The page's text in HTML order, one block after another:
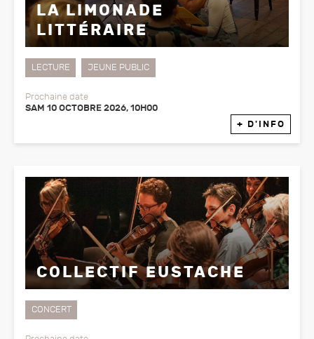
LA LIMONADE
LITTÉRAIRE
LECTURE JEUNE PUBLIC
Prochaine date
SAM 10 OCTOBRE 2026, 10H00
+ D'INFO
COLLECTIF EUSTACHE
CONCERT